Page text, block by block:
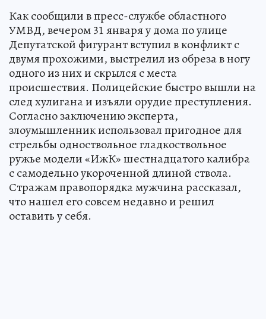
Как сообщили в пресс-службе областного
УМВД, вечером 31 января у дома по улице
Депутатской фигурант вступил в конфликт с
двумя прохожими, выстрелил из обреза в ногу
одного из них и скрылся с места
происшествия. Полицейские быстро вышли на
след хулигана и изъяли орудие преступления.
Согласно заключению эксперта,
злоумышленник использовал пригодное для
стрельбы одноствольное гладкоствольное
ружье модели «ИжК» шестнадцатого калибра
с самодельно укороченной длиной ствола.
Стражам правопорядка мужчина рассказал,
что нашел его совсем недавно и решил
оставить у себя.